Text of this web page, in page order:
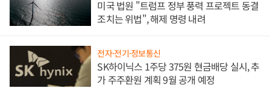
미국 법원 "트럼프 정부 풍력 프로젝트 동결
조치는 위법", 해제 명령 내려
전자·전기·정보통신
SK하이닉스 1주당 375원 현금배당 실시, 추
가 주주환원 계획 9월 공개 예정